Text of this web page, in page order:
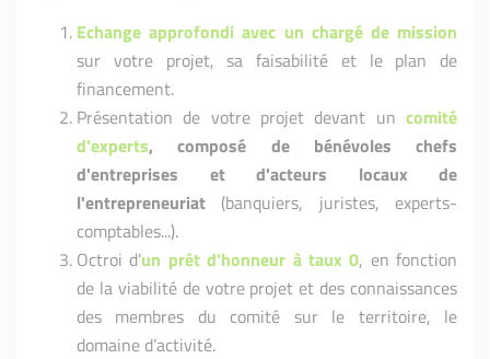
Echange approfondi avec un chargé de mission
sur votre projet, sa faisabilité et le plan de
financement.
Présentation de votre projet devant un comité
d'experts, composé de bénévoles chefs
d'entreprises et d'acteurs locaux de
l'entrepreneuriat (banquiers, juristes, experts-
comptables...).
Octroi d’un prêt d'honneur à taux 0, en fonction
de la viabilité de votre projet et des connaissances
des membres du comité sur le territoire, le
domaine d’activité.